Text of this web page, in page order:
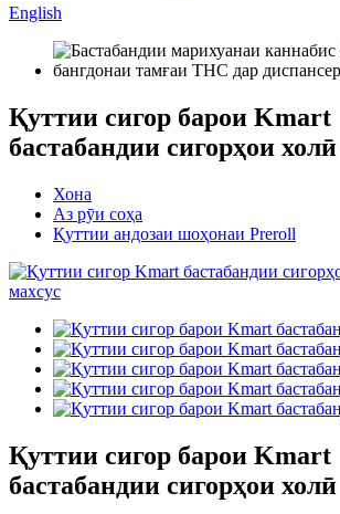
English
Қуттии сигор барои Kmart
бастабандии сигорҳои холӣ
Хона
Аз рӯи соҳа
Қуттии андозаи шоҳонаи Preroll
Қуттии сигор барои Kmart
бастабандии сигорҳои холӣ